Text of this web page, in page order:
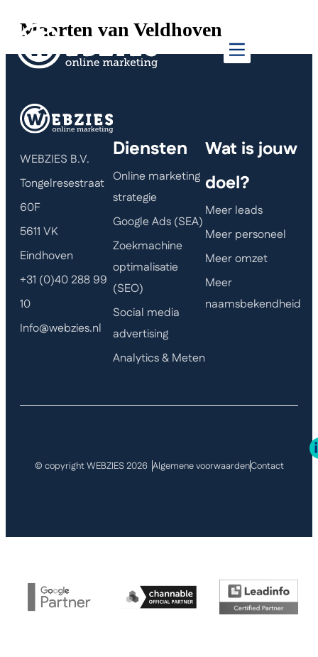
Maarten van Veldhoven
WEBZIES B.V.
Tongelresestraat
60F
5611 VK
Eindhoven
+31 (0)40 288 99
10
Info@webzies.nl
Diensten
Online marketing
strategie
Google Ads (SEA)
Zoekmachine
optimalisatie
(SEO)
Social media
advertising
Analytics & Meten
Wat is jouw
doel?
Meer leads
Meer personeel
Meer omzet
Meer
naamsbekendheid
© copyright WEBZIES 2026 Algemene voorwaardenContact